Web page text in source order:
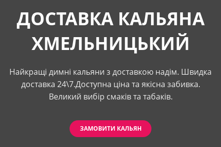
ДОСТАВКА КАЛЬЯНА
ХМЕЛЬНИЦЬКИЙ
Найкращі димні кальяни з доставкою надім. Швидка
доставка 24\7.Доступна ціна та якісна забивка.
Великий вибір смаків та табаків.
ЗАМОВИТИ КАЛЬЯН